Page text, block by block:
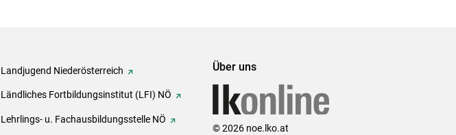
Landjugend Niederösterreich
Ländliches Fortbildungsinstitut (LFI) NÖ
Lehrlings- u. Fachausbildungsstelle NÖ
Über uns
© 2026 noe.lko.at